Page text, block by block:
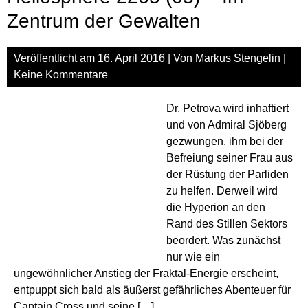
Zentrum der Gewalten
Veröffentlicht am 16. April 2016 | Von Markus Stengelin
Keine Kommentare
Dr. Petrova wird inhaftiert
und von Admiral Sjöberg
gezwungen, ihm bei der
Befreiung seiner Frau aus
der Rüstung der Parliden
zu helfen. Derweil wird
die Hyperion an den
Rand des Stillen Sektors
beordert. Was zunächst
nur wie ein
ungewöhnlicher Anstieg der Fraktal-Energie erscheint,
entpuppt sich bald als äußerst gefährliches Abenteuer für